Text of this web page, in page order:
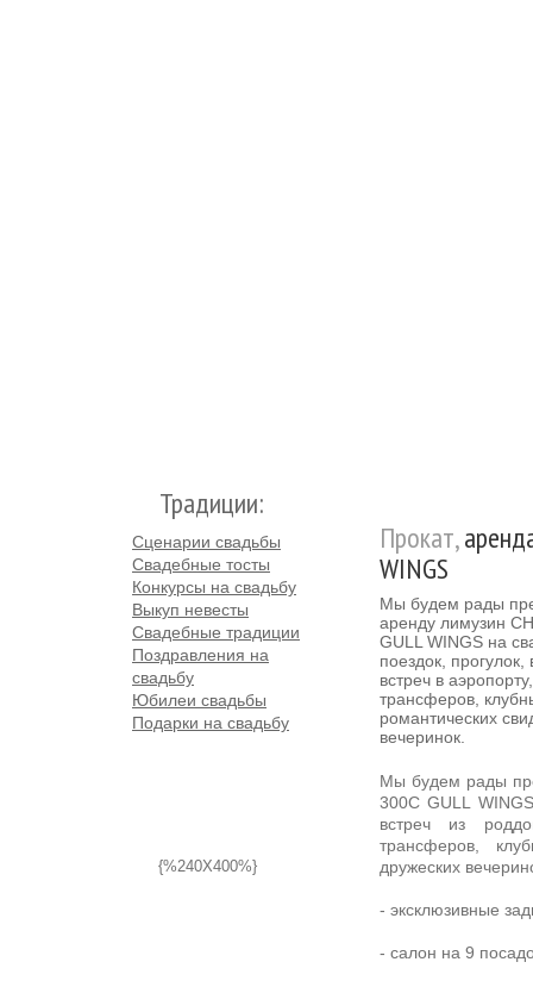
Традиции:
Сценарии свадьбы
Свадебные тосты
Конкурсы на свадьбу
Выкуп невесты
Свадебные традиции
Поздравления на
свадьбу
Юбилеи свадьбы
Подарки на свадьбу
{%240X400%}
Прокат,
WINGS
Мы будем рады
аренду лимузин
GULL WINGS на
поездок,
встреч в
трансферов,
романтических
вечеринок.
Мы будем рады
300C GULL
встреч из
трансферов,
дружеских
- эксклюзивные
- салон на 9